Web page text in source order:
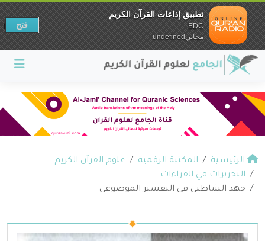
الرئيسية المكتبة الرقمية
علوم القرآن الكريم
التحريرات في القراءات
جهد الشاطبي في التفسير الموضوعي
تطبيق إذاعات القرآن الكريم
EDC
مجانيundefined
فتح